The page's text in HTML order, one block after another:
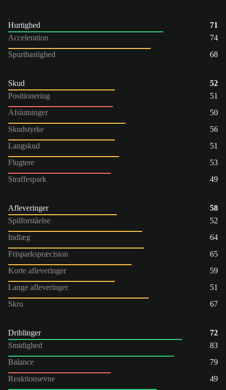
Hurtighed
71
Acceleration
74
Spurthastighed
68
Skud
52
Positionering
51
Afslutninger
50
Skudstyrke
56
Langskud
51
Flugtere
53
Straffespark
49
Afleveringer
58
Spilforståelse
52
Indlæg
64
Frisparkspræcision
65
Korte afleveringer
59
Lange afleveringer
51
Skru
67
Driblinger
72
Smidighed
83
Balance
79
Reaktionsevne
49